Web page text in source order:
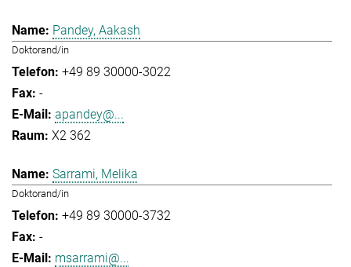
Pandey, Aakash
Doktorand/in
+49 89 30000-3022
-
apandey@...
X2 362
Sarrami, Melika
Doktorand/in
+49 89 30000-3732
-
msarrami@...